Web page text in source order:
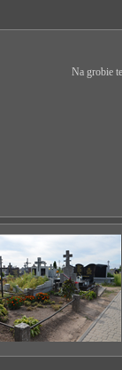
Na grobie